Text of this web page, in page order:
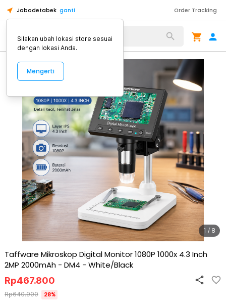
Jabodetabek ganti Order Tracking
Alat Kopi
1 / 8
Taffware Mikroskop Digital Monitor 1080P 1000x 4.3 Inch
2MP 2000mAh - DM4 - White/Black
Rp467.800
Rp640.900 28%
Silakan ubah lokasi store sesuai
dengan lokasi Anda.
Mengerti